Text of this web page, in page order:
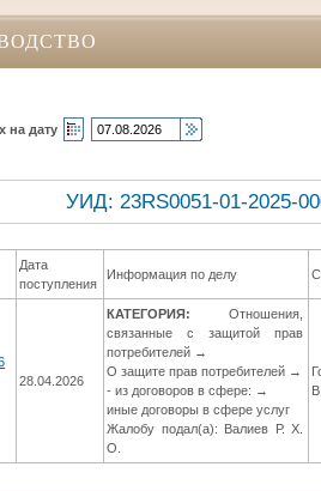
на дату
УИД: 23RS0051-01-2025-
Дата
поступления
Информация по делу
28.04.2026
КАТЕГОРИЯ: Отношения,
связанные с защитой прав
потребителей →
О защите прав потребителей →
- из договоров в сфере: →
иные договоры в сфере услуг
Жалобу подал(а): Валиев Р. Х.
О.